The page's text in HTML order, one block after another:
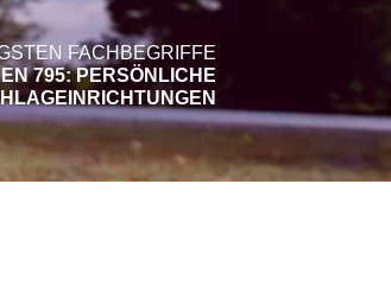
FACHBEGRIFFE
EN 795: PERSÖNLICHE